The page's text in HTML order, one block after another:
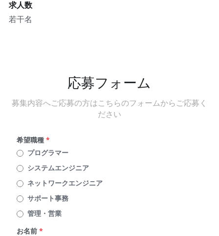
求人数
若干名
応募フォーム
募集内容へご応募の方はこちらのフォームからご応募く
ださい
希望職種*
プログラマー
システムエンジニア
ネットワークエンジニア
サポート事務
管理・営業
お名前*